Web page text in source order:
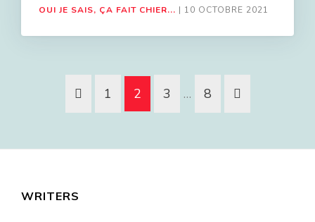
OUI JE SAIS, ÇA FAIT CHIER... | 10 OCTOBRE 2021
1 2 3 … 8
WRITERS